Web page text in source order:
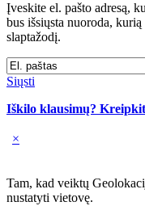
Įveskite el. pašto adresą,
bus išsiųsta nuoroda,
slaptažodį.
Siųsti
Iškilo klausimų?
×
Tam, kad veiktų
nustatyti vietovę.